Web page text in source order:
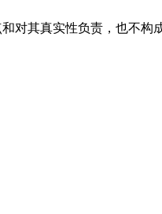
对其真实性负责，也不构